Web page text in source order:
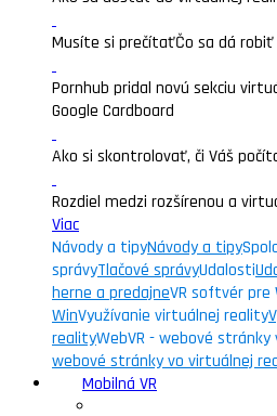
Musíte si prečítaťČo sa dá
Pornhub pridal novú sekciu
Google Cardboard
Ako si skontrolovať, či Váš
Rozdiel medzi rozšírenou a
Viac
Návody a tipyNávody a tipy
správyTlačové správyUdalosti
herne a predajneVR softvér pre
WinVyužívanie virtuálnej reality
realityWebVR - webové
webové stránky vo virtuálnej
Mobilná VR